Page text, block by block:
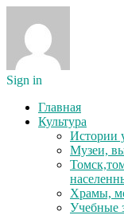
Sign in
Главная
Культура
Истории
Музеи,
Храмы,
Учебные